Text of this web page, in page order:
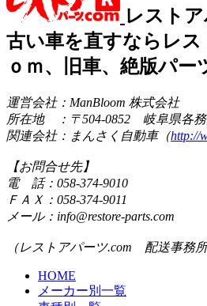
レスト
古い車を直すならレス
ｏｍ、旧車、絶版パー
運営会社：ManBloom 株式会社
所在地 ：〒504-0852 岐阜県各務
関連会社：まんさく自動車（http://
【お問合せ先】
電 話：058-374-9010
ＦＡＸ：058-374-9011
メール：info@restore-parts.com
（レストアパーツ.com 配送事務所
HOME
メーカー別一覧